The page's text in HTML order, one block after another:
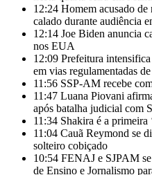
12:24 Homem acusado
calado durante audiência
12:14 Joe Biden anuncia
nos EUA
12:09 Prefeitura
em vias regulamentadas
11:56 SSP-AM recebe
11:47 Luana Piovani
após batalha judicial com
11:34 Shakira é a primeira
11:04 Cauã Reymond se
solteiro cobiçado
10:54 FENAJ e SJPAM
de Ensino e Jornalismo